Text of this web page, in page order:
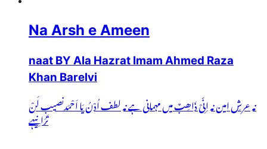
Na Arsh e Ameen
naat BY Ala Hazrat Imam Ahmed Raza
Khan Barelvi
نہ عرشِ امین نہ اِنِّیْ ذَاھِبٌ میں مہمانی ہے نہ لطف اُدْنُ یَا اَحْمَدنصیب لَنْ
تَرَانِیہے